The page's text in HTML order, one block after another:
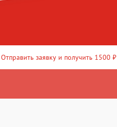
Отправить заявку и получить 1500 ₽